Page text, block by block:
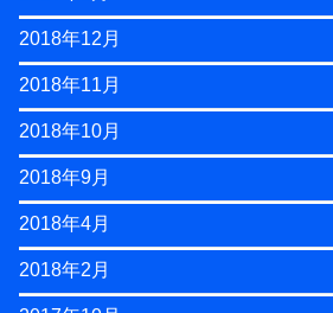
2018年12月
2018年11月
2018年10月
2018年9月
2018年4月
2018年2月